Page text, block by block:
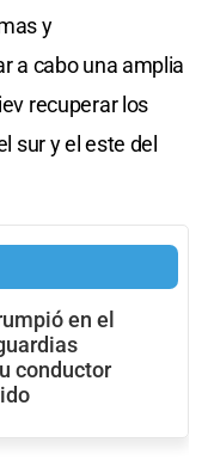
y
a cabo una amplia
recuperar los
sur y el este del
en el
conductor